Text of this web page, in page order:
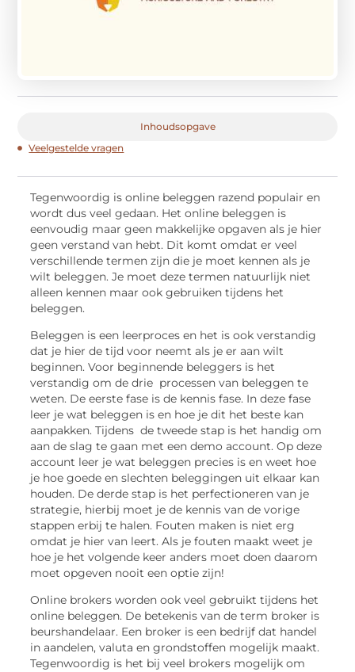
Inhoudsopgave
Veelgestelde vragen
Tegenwoordig is online beleggen razend populair en
wordt dus veel gedaan. Het online beleggen is
eenvoudig maar geen makkelijke opgaven als je hier
geen verstand van hebt. Dit komt omdat er veel
verschillende termen zijn die je moet kennen als je
wilt beleggen. Je moet deze termen natuurlijk niet
alleen kennen maar ook gebruiken tijdens het
beleggen.
Beleggen is een leerproces en het is ook verstandig
dat je hier de tijd voor neemt als je er aan wilt
beginnen. Voor beginnende beleggers is het
verstandig om de drie processen van beleggen te
weten. De eerste fase is de kennis fase. In deze fase
leer je wat beleggen is en hoe je dit het beste kan
aanpakken. Tijdens de tweede stap is het handig om
aan de slag te gaan met een demo account. Op deze
account leer je wat beleggen precies is en weet hoe
je hoe goede en slechten beleggingen uit elkaar kan
houden. De derde stap is het perfectioneren van je
strategie, hierbij moet je de kennis van de vorige
stappen erbij te halen. Fouten maken is niet erg
omdat je hier van leert. Als je fouten maakt weet je
hoe je het volgende keer anders moet doen daarom
moet opgeven nooit een optie zijn!
Online brokers worden ook veel gebruikt tijdens het
online beleggen. De betekenis van de term broker is
beurshandelaar. Een broker is een bedrijf dat handel
in aandelen, valuta en grondstoffen mogelijk maakt.
Tegenwoordig is het bij veel brokers mogelijk om